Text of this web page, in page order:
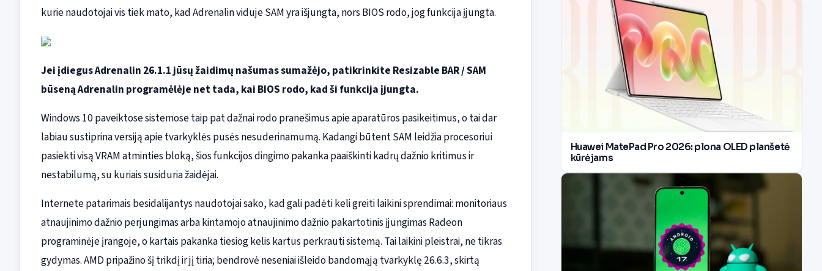
kurie naudotojai vis tiek mato, kad Adrenalin viduje SAM yra išjungta, nors BIOS rodo, jog funkcija įjungta.
Jei įdiegus Adrenalin 26.1.1 jūsų žaidimų našumas sumažėjo, patikrinkite Resizable BAR / SAM
būseną Adrenalin programėlėje net tada, kai BIOS rodo, kad ši funkcija įjungta.
Windows 10 paveiktose sistemose taip pat dažnai rodo pranešimus apie aparatūros pasikeitimus, o tai dar
labiau sustiprina versiją apie tvarkyklės pusės nesuderinamumą. Kadangi būtent SAM leidžia procesoriui
pasiekti visą VRAM atminties bloką, šios funkcijos dingimo pakanka paaiškinti kadrų dažnio kritimus ir
nestabilumą, su kuriais susiduria žaidėjai.
Internete patarimais besidalijantys naudotojai sako, kad gali padėti keli greiti laikini sprendimai: monitoriaus
atnaujinimo dažnio perjungimas arba kintamojo atnaujinimo dažnio pakartotinis įjungimas Radeon
programinėje įrangoje, o kartais pakanka tiesiog kelis kartus perkrauti sistemą. Tai laikini pleistrai, ne tikras
gydymas. AMD pripažino šį trikdį ir jį tiria; bendrovė neseniai išleido bandomąją tvarkyklę 26.6.3, skirtą
Huawei MatePad Pro 2026: plona OLED planšetė
kūrėjams